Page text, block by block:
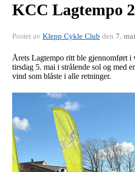
KCC Lagtempo
Postet av Klepp Cykle Club den 7.
Årets Lagtempo ritt ble gjennomført i
tirsdag 5. mai i strålende sol og med
vind som blåste i alle retninger.